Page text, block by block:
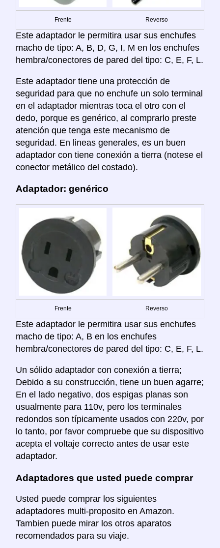
Frente Reverso
Este adaptador le permitira usar sus enchufes
macho de tipo: A, B, D, G, I, M en los enchufes
hembra/conectores de pared del tipo: C, E, F, L.
Este adaptador tiene una protección de
seguridad para que no enchufe un solo terminal
en el adaptador mientras toca el otro con el
dedo, porque es genérico, al comprarlo preste
atención que tenga este mecanismo de
seguridad. En lineas generales, es un buen
adaptador con tiene conexión a tierra (notese el
conector metálico del costado).
Adaptador: genérico
Frente Reverso
Este adaptador le permitira usar sus enchufes
macho de tipo: A, B en los enchufes
hembra/conectores de pared del tipo: C, E, F, L.
Un sólido adaptador con conexión a tierra;
Debido a su construcción, tiene un buen agarre;
En el lado negativo, dos espigas planas son
usualmente para 110v, pero los terminales
redondos son típicamente usados con 220v, por
lo tanto, por favor compruebe que su dispositivo
acepta el voltaje correcto antes de usar este
adaptador.
Adaptadores que usted puede comprar
Usted puede comprar los siguientes
adaptadores multi-proposito en Amazon.
Tambien puede mirar los otros aparatos
recomendados para su viaje.